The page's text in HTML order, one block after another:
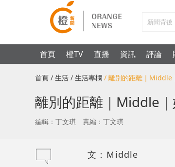
首頁 橙TV 直播 資訊 評論
首頁 / 生活 / 生活專欄 / 離別的距離｜Middle
離別的距離｜Middle
編輯：丁文琪 責編：丁文琪
文：Ｍiddle